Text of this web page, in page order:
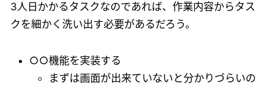
3人日かかるタスクなのであれば、作業内容からタス
クを細かく洗い出す必要があるだろう。
○○機能を実装する
まずは画面が出来ていないと分かりづらいの